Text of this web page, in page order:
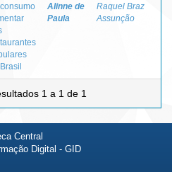
Alinne de
Paula
Raquel Braz
Assunção
1 a 1 de 1
Central
Digital - GID